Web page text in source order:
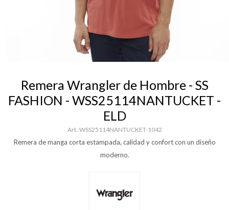
Remera Wrangler de Hombre - SS
FASHION - WSS25114NANTUCKET -
ELD
WSS25114NANTUCKET-1042
Remera de manga corta estampada, calidad y confort con un diseño
moderno.